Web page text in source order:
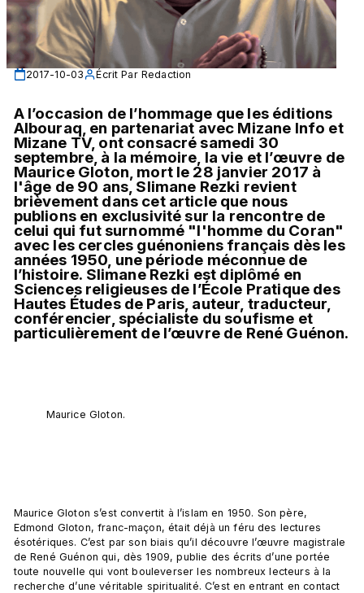
2017-10-03 Écrit Par Redaction
A l’occasion de l’hommage que les éditions
Albouraq, en partenariat avec Mizane Info et
Mizane TV, ont consacré samedi 30
septembre, à la mémoire, la vie et l’œuvre de
Maurice Gloton, mort le 28 janvier 2017 à
l'âge de 90 ans, Slimane Rezki revient
brièvement dans cet article que nous
publions en exclusivité sur la rencontre de
celui qui fut surnommé "l'homme du Coran"
avec les cercles guénoniens français dès les
années 1950, une période méconnue de
l’histoire. Slimane Rezki est diplômé en
Sciences religieuses de l’École Pratique des
Hautes Études de Paris, auteur, traducteur,
conférencier, spécialiste du soufisme et
particulièrement de l’œuvre de René Guénon.
Maurice Gloton.
Maurice Gloton s’est convertit à l’islam en 1950. Son père,
Edmond Gloton, franc-maçon, était déjà un féru des lectures
ésotériques. C’est par son biais qu’il découvre l’œuvre magistrale
de René Guénon qui, dès 1909, publie des écrits d’une portée
toute nouvelle qui vont bouleverser les nombreux lecteurs à la
recherche d’une véritable spiritualité. C’est en entrant en contact